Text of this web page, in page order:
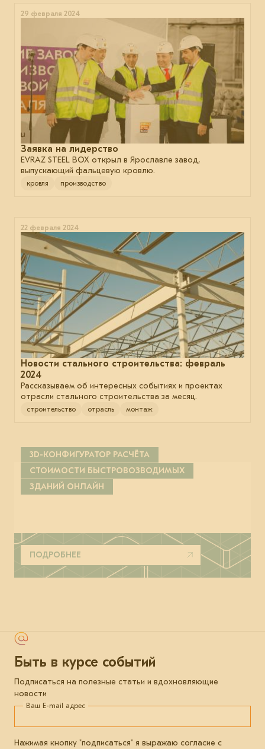
29 февраля 2024
Заявка на лидерство
EVRAZ STEEL BOX открыл в Ярославле завод,
выпускающий фальцевую кровлю.
кровля производство
22 февраля 2024
Новости стального строительства: февраль
2024
Рассказываем об интересных событиях и проектах
отрасли стального строительства за месяц.
строительство отрасль монтаж
3D-КОНФИГУРАТОР РАСЧЁТА
СТОИМОСТИ БЫСТРОВОЗВОДИМЫХ
ЗДАНИЙ ОНЛАЙН
ПОДРОБНЕЕ
Быть в курсе событий
Подписаться на полезные статьи и вдохновляющие
новости
Ваш E-mail адрес
Нажимая кнопку "подписаться" я выражаю согласие с